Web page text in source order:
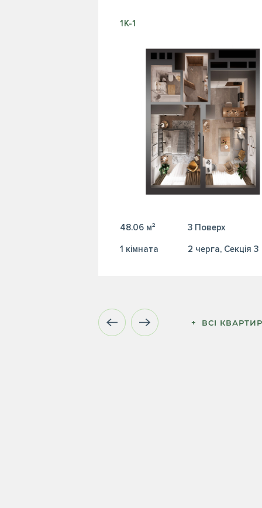
1К-1
48.06 м² 3 Поверх
1 кiмната 2 черга, Секція 3
+  ВСІ